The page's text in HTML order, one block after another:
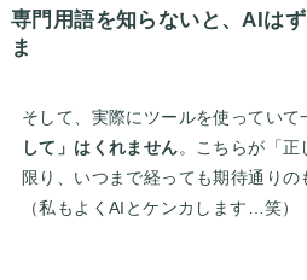
専門用語を知らないと、AIは
ま
そして、実際にツールを使っていて
して」はくれません。こちらが「
限り、いつまで経っても期待通りの
（私もよくAIとケンカします…笑）